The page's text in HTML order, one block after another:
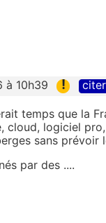
à 10h39 ! citer
temps que la
cloud, logiciel
sans
par des ....